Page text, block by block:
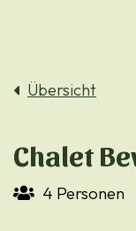
Übersicht
Chalet
4 Personen